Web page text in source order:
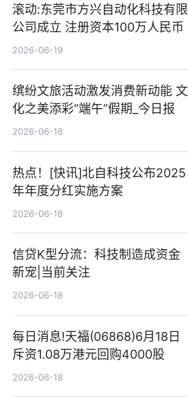
滚动:东莞市方兴自动化科技有限
公司成立 注册资本100万人民币
2026-06-19
缤纷文旅活动激发消费新动能 文
化之美添彩“端午”假期_今日报
2026-06-18
热点！[快讯]北自科技公布2025
年年度分红实施方案
2026-06-18
信贷K型分流：科技制造成资金
新宠|当前关注
2026-06-18
每日消息!天福(06868)6月18日
斥资1.08万港元回购4000股
2026-06-18